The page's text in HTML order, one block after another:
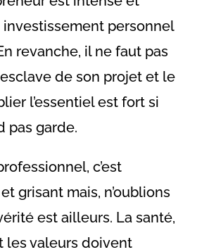
personnel
revanche, il ne faut pas
de son projet et le
l’essentiel est fort si
pas garde.
c’est
grisant mais, n’oublions
est ailleurs. La santé,
les valeurs doivent